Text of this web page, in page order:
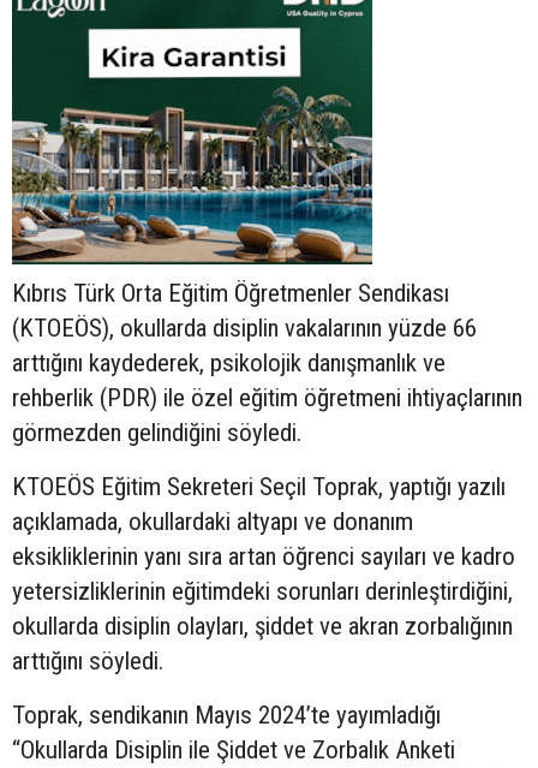
Kıbrıs Türk Orta Eğitim Öğretmenler Sendikası
(KTOEÖS), okullarda disiplin vakalarının yüzde 66
arttığını kaydederek, psikolojik danışmanlık ve
rehberlik (PDR) ile özel eğitim öğretmeni ihtiyaçlarının
görmezden gelindiğini söyledi.
KTOEÖS Eğitim Sekreteri Seçil Toprak, yaptığı yazılı
açıklamada, okullardaki altyapı ve donanım
eksikliklerinin yanı sıra artan öğrenci sayıları ve kadro
yetersizliklerinin eğitimdeki sorunları derinleştirdiğini,
okullarda disiplin olayları, şiddet ve akran zorbalığının
arttığını söyledi.
Toprak, sendikanın Mayıs 2024’te yayımladığı
“Okullarda Disiplin ile Şiddet ve Zorbalık Anketi